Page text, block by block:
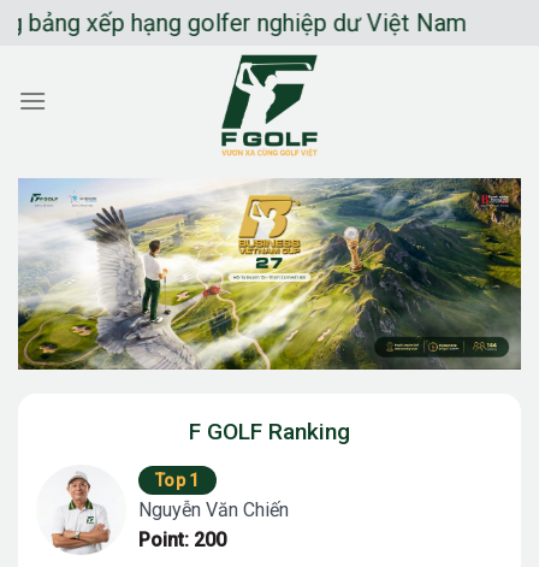
Chuyển
dung
xếp hạng golfer nghiệp dư Việt Nam
F GOLF Ranking
Top 1
Nguyễn Văn Chiến
Point: 200